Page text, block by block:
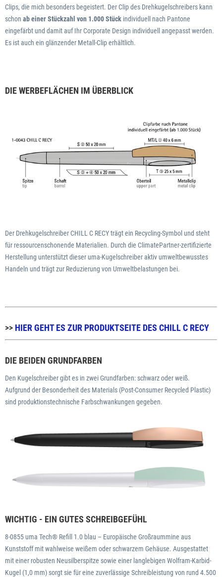
Clips, die mich besonders begeistert. Der Clip des Drehkugelschreibers kann
schon ab einer Stückzahl von 1.000 Stück individuell nach Pantone
eingefärbt und damit auf Ihr Corporate Design individuell angepasst werden.
Es ist auch ein glänzender Metall-Clip erhältlich.
DIE WERBEFLÄCHEN IM ÜBERBLICK
Der Drehkugelschreiber CHILL C RECY trägt ein Recycling-Symbol und steht
für ressourcenschonende Materialien. Durch die ClimatePartner-zertifizierte
Herstellung unterstützt dieser uma-Kugelschreiber aktiv umweltbewusstes
Handeln und trägt zur Reduzierung von Umweltbelastungen bei.
>> HIER GEHT ES ZUR PRODUKTSEITE DES CHILL C RECY
DIE BEIDEN GRUNDFARBEN
Den Kugelschreiber gibt es in zwei Grundfarben: schwarz oder weiß.
Aufgrund der Besonderheit des Materials (Post-Consumer Recycled Plastic)
sind produktionstechnische Farbschwankungen gegeben.
WICHTIG - EIN GUTES SCHREIBGEFÜHL
8-0855 uma Tech® Refill 1.0 blau – Europäische Großraummine aus
Kunststoff mit wahlweise weißem oder schwarzem Gehäuse. Ausgestattet
mit einer robusten Neusilberspitze sowie einer langlebigen Wolfram-Karbid-
Kugel (1,0 mm) sorgt sie für eine zuverlässige Schreibleistung von rund 4.500